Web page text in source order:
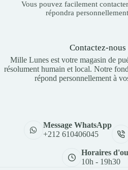
Vous pouvez facilement
répondra
Contactez-nous
Mille Lunes est votre magasin de
résolument humain et local. Notre
répond personnellement à
Message WhatsApp
+212 610406045
Horaires
10h - 19h30